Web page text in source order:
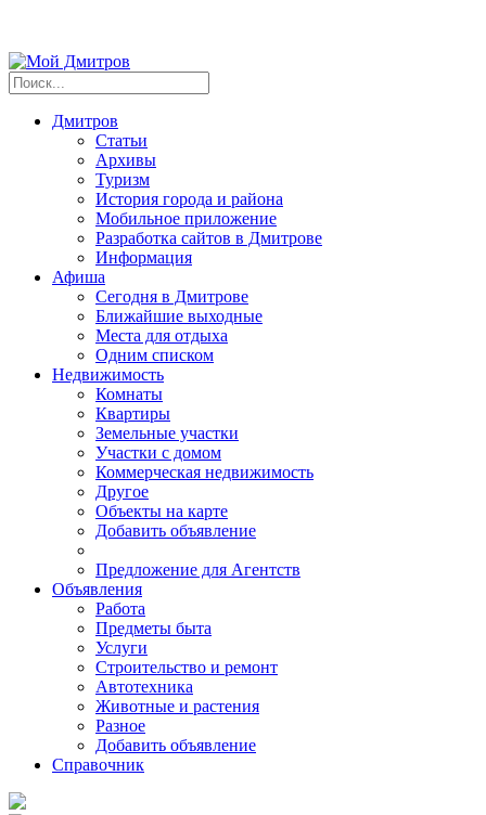
Дмитров
Статьи
Архивы
Туризм
История города и района
Мобильное приложение
Разработка сайтов в Дмитрове
Информация
Афиша
Сегодня в Дмитрове
Ближайшие выходные
Места для отдыха
Одним списком
Недвижимость
Комнаты
Квартиры
Земельные участки
Участки с домом
Коммерческая недвижимость
Другое
Объекты на карте
Добавить объявление
Предложение для Агентств
Объявления
Работа
Предметы быта
Услуги
Строительство и ремонт
Автотехника
Животные и растения
Разное
Добавить объявление
Справочник